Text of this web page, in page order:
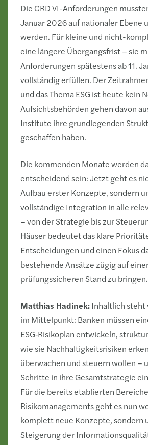
Die CRD VI-Anforderungen
Januar 2026 auf nationaler Ebene
werden. Für kleine und nicht-
eine längere Übergangsfrist – sie
Anforderungen spätestens ab 11.
vollständig erfüllen. Der
und das Thema ESG ist heute kein
Aufsichtsbehörden gehen davon
Institute ihre grundlegenden
geschaffen haben.
Die kommenden Monate werden
entscheidend sein: Jetzt geht es
Aufbau erster Konzepte, sondern
vollständige Integration in alle
– von der Strategie bis zur
Häuser bedeutet das klare
Entscheidungen und einen Fokus
bestehende Ansätze zügig auf
prüfungssicheren Stand zu bringen.
Matthias Hadinek:Inhaltlich steht
im Mittelpunkt: Banken müssen
ESG‑Risikoplan entwickeln,
wie sie Nachhaltigkeitsrisiken
überwachen und steuern wollen –
Schritte in ihre Gesamtstrategie
Für die bereits etablierten
Risikomanagements geht es nun
komplett neue Konzepte, sondern
Steigerung der